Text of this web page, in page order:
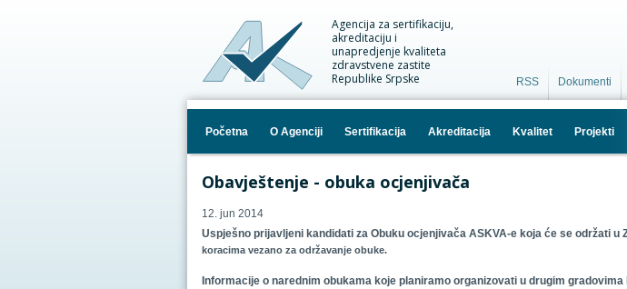
Agencija za sertifikaciju,
akreditaciju i
unapredjenje kvaliteta
zdravstvene zastite
Republike Srpske
Početna O Agenciji Sertifikacija Akreditacija Kvalitet Projekti
RSS Dokumenti
Obavještenje - obuka ocjenjivača
12. jun 2014
Uspješno prijavljeni kandidati za Obuku ocjenjivača ASKVA-e koja će se održati u
koracima vezano za održavanje obuke.
Informacije o narednim obukama koje planiramo organizovati u drugim